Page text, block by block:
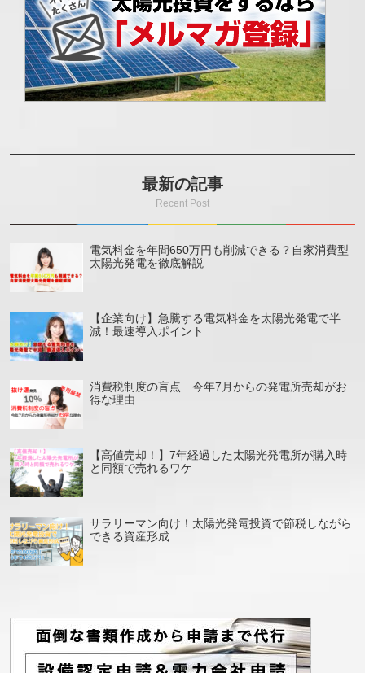
最新の記事
電気料金を年間650万円も削減できる？自家消費型
太陽光発電を徹底解説
【企業向け】急騰する電気料金を太陽光発電で半
減！最速導入ポイント
消費税制度の盲点 今年7月からの発電所売却がお
得な理由
【高値売却！】7年経過した太陽光発電所が購入時
と同額で売れるワケ
サラリーマン向け！太陽光発電投資で節税しながら
できる資産形成